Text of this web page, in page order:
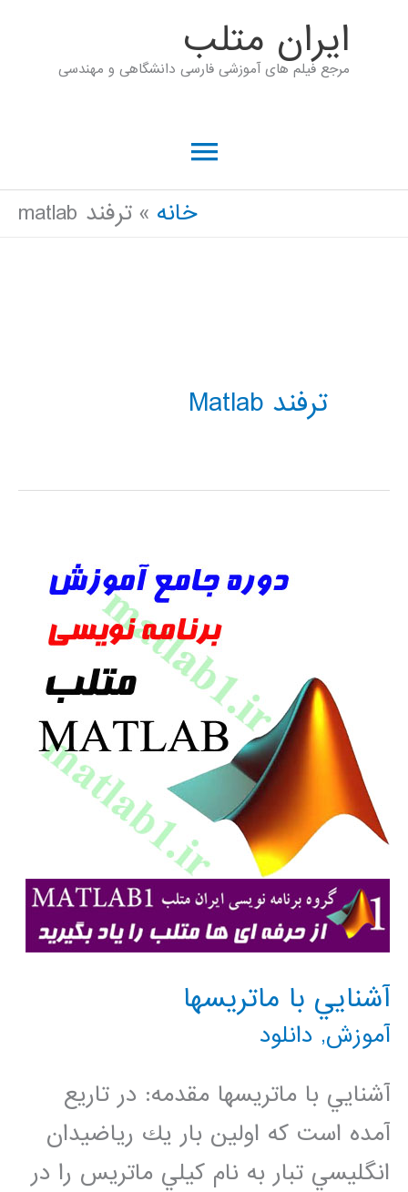
ايران متلب
مرجع فیلم های آموزشی فارسی دانشگاهی و مهندسی
فهرست
اصلی
خانه ترفند matlab
ترفند Matlab
آشنايي با ماتريسها
آموزش, دانلود
آشنايي با ماتريسها مقدمه: در تاريع
آمده است كه اولين بار يك رياضيدان
انگليسي تبار به نام كيلي ماتريس را در